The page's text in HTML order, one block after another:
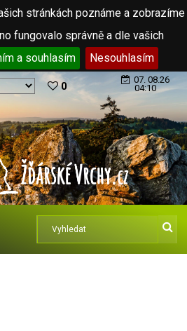
stránkách poznáme a zobrazíme
fungovalo správně a dle vašich
a souhlasím Nesouhlasím
0
07. 08.26
04:10